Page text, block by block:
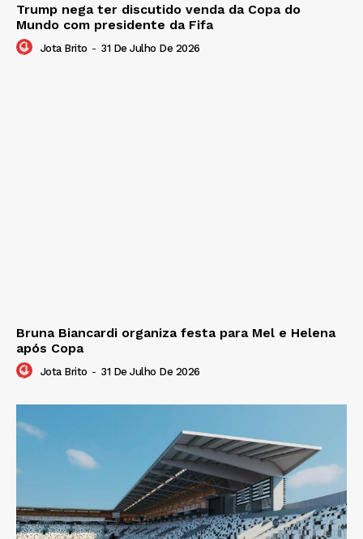
Trump nega ter discutido venda da Copa do
Mundo com presidente da Fifa
Jota Brito - 31 De Julho De 2026
Bruna Biancardi organiza festa para Mel e Helena
após Copa
Jota Brito - 31 De Julho De 2026